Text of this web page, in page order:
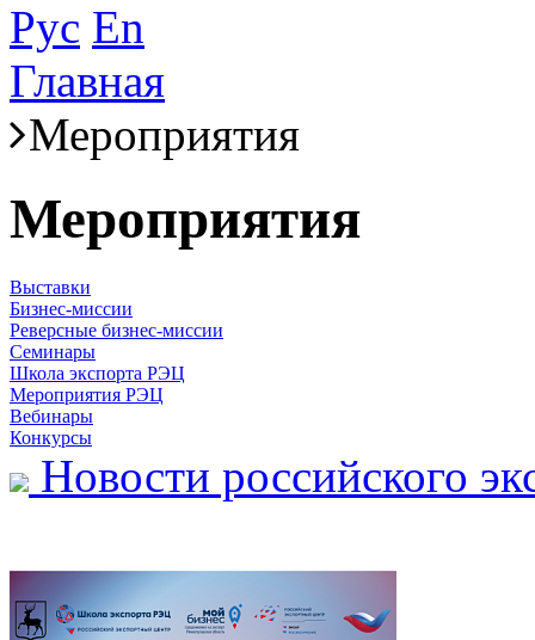
Рус En
Главная
Мероприятия
Мероприятия
Выставки
Бизнес-миссии
Реверсные бизнес-миссии
Семинары
Школа экспорта РЭЦ
Мероприятия РЭЦ
Вебинары
Конкурсы
Новости российского